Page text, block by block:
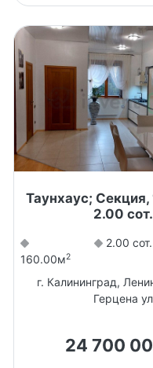
Таунхаус; Секция,
2.00 сот.
160.00м2
2.00 сот.
г. Калининград,
Герцена ул
24 700